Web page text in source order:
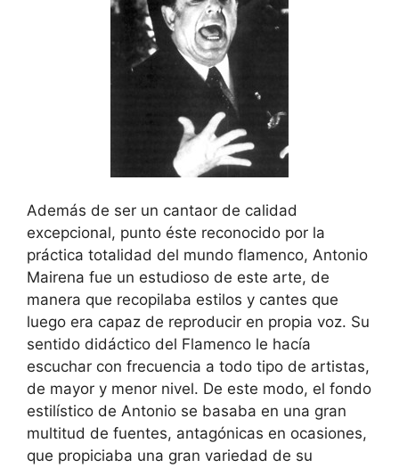
Además de ser un cantaor de calidad
excepcional, punto éste reconocido por la
práctica totalidad del mundo flamenco, Antonio
Mairena fue un estudioso de este arte, de
manera que recopilaba estilos y cantes que
luego era capaz de reproducir en propia voz. Su
sentido didáctico del Flamenco le hacía
escuchar con frecuencia a todo tipo de artistas,
de mayor y menor nivel. De este modo, el fondo
estilístico de Antonio se basaba en una gran
multitud de fuentes, antagónicas en ocasiones,
que propiciaba una gran variedad de su